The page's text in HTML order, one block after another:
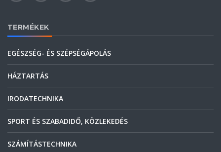
TERMÉKEK
EGÉSZSÉG- ÉS SZÉPSÉGÁPOLÁS
HÁZTARTÁS
IRODATECHNIKA
SPORT ÉS SZABADIDŐ, KÖZLEKEDÉS
SZÁMÍTÁSTECHNIKA